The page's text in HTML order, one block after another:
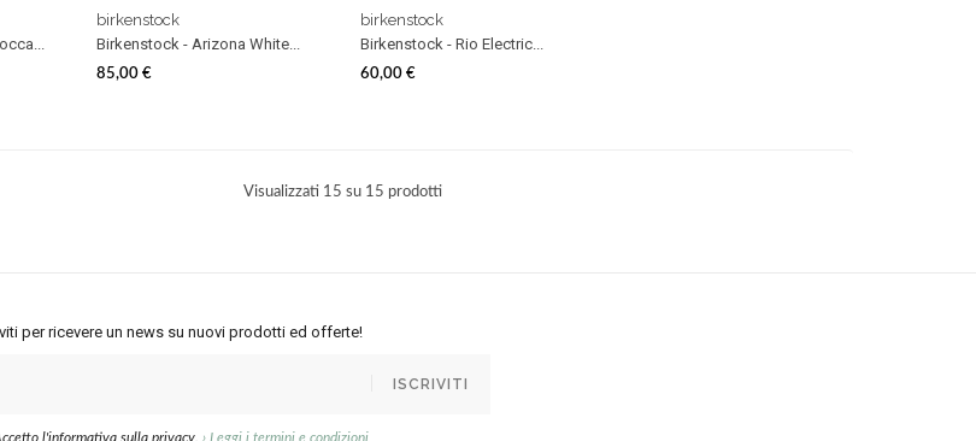
birkenstock
Birkenstock - Arizona White...
Prezzo
85,00 €
birkenstock
Birkenstock - Rio Electric...
Prezzo
60,00 €
Visualizzati 15 su 15 prodotti
per ricevere un news su nuovi prodotti ed offerte!
ISCRIVITI
l'informativa sulla privacy. › Leggi i termini e condizioni